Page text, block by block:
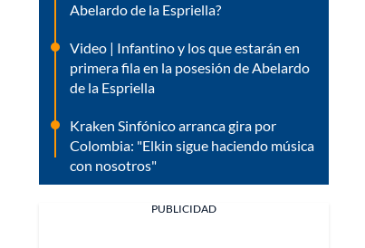
Abelardo de la Espriella?
Video | Infantino y los que estarán en
primera fila en la posesión de Abelardo
de la Espriella
Kraken Sinfónico arranca gira por
Colombia: "Elkin sigue haciendo música
con nosotros"
PUBLICIDAD